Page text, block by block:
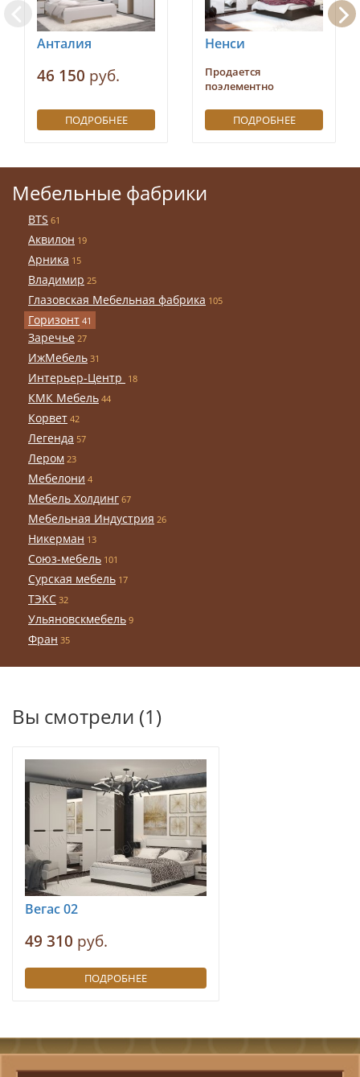
Анталия
46 150 руб.
ПОДРОБНЕЕ
Ненси
Продается
поэлементно
ПОДРОБНЕЕ
Мебельные фабрики
BTS 61
Аквилон 19
Арника 15
Владимир 25
Глазовская Мебельная фабрика 105
Горизонт 41
Заречье 27
ИжМебель 31
Интерьер-Центр 18
КМК Мебель 44
Корвет 42
Легенда 57
Лером 23
Мебелони 4
Мебель Холдинг 67
Мебельная Индустрия 26
Никерман 13
Союз-мебель 101
Сурская мебель 17
ТЭКС 32
Ульяновскмебель 9
Фран 35
Вы смотрели (1)
Вегас 02
49 310 руб.
ПОДРОБНЕЕ